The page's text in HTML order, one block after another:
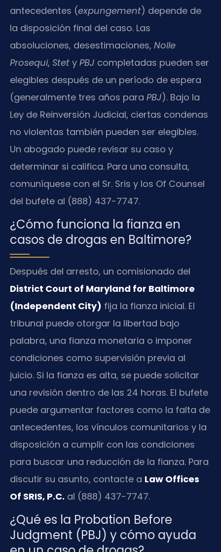
antecedentes (expungement) depende de
la disposición final del caso. Las
absoluciones, desestimaciones, Nolle
Prosequi, Stet y PBJ completadas pueden ser
elegibles después de un período de espera
(generalmente tres años para PBJ). Bajo la
Ley de Reinversión Judicial, ciertas condenas
no violentas también pueden ser elegibles.
Un abogado puede revisar su caso y
determinar si califica. Para una consulta,
comuníquese con el Sr. Sris y los Of Counsel
del bufete al (888) 437-7747.
¿Cómo funciona la fianza en
casos de drogas en Baltimore?
Después del arresto, un comisionado del
District Court of Maryland for Baltimore
(Independent City) fija la fianza inicial. El
tribunal puede otorgar la libertad bajo
palabra, una fianza monetaria o imponer
condiciones como supervisión previa al
juicio. Si la fianza es alta, se puede solicitar
una revisión dentro de las 24 horas. El bufete
puede argumentar factores como la falta de
antecedentes, los vínculos comunitarios y la
disposición a cumplir con las condiciones
para buscar una reducción de la fianza. Para
discutir su asunto, contacte a Law Offices
Of SRIS, P.C. al (888) 437-7747.
¿Qué es la Probation Before
Judgment (PBJ) y cómo ayuda